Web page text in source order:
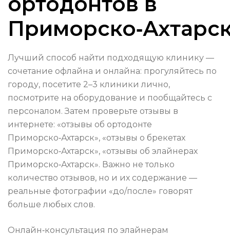
Лучший способ найти подходящую клинику —
сочетание офлайна и онлайна: прогуляйтесь по
городу, посетите 2–3 клиники лично,
посмотрите на оборудование и пообщайтесь с
персоналом. Затем проверьте отзывы в
интернете: «отзывы об ортодонте
Приморско‑Ахтарск», «отзывы о брекетах
Приморско‑Ахтарск», «отзывы об элайнерах
Приморско‑Ахтарск». Важно не только
количество отзывов, но и их содержание —
реальные фотографии «до/после» говорят
больше любых слов.
Онлайн‑консультация по элайнерам